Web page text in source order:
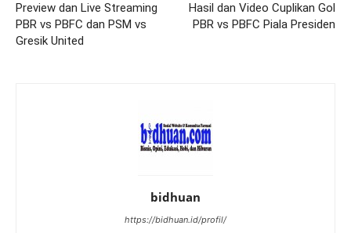
Preview dan Live Streaming
PBR vs PBFC dan PSM vs
Gresik United
Hasil dan Video Cuplikan Gol
PBR vs PBFC Piala Presiden
bidhuan
https://bidhuan.id/profil/